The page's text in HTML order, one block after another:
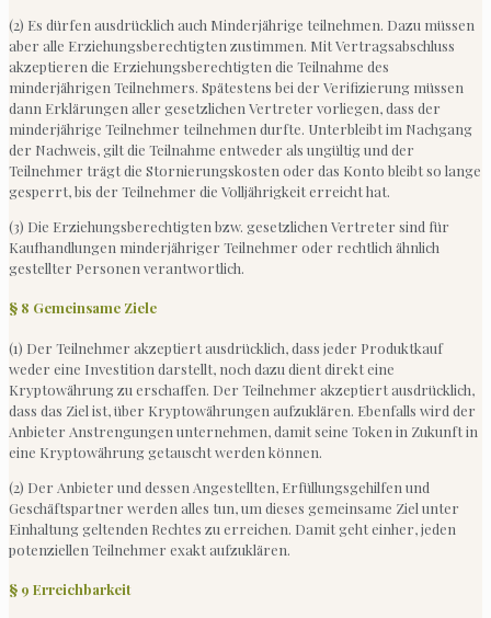
(2) Es dürfen ausdrücklich auch Minderjährige teilnehmen. Dazu müssen
aber alle Erziehungsberechtigten zustimmen. Mit Vertragsabschluss
akzeptieren die Erziehungsberechtigten die Teilnahme des
minderjährigen Teilnehmers. Spätestens bei der Verifizierung müssen
dann Erklärungen aller gesetzlichen Vertreter vorliegen, dass der
minderjährige Teilnehmer teilnehmen durfte. Unterbleibt im Nachgang
der Nachweis, gilt die Teilnahme entweder als ungültig und der
Teilnehmer trägt die Stornierungskosten oder das Konto bleibt so lange
gesperrt, bis der Teilnehmer die Volljährigkeit erreicht hat.
(3) Die Erziehungsberechtigten bzw. gesetzlichen Vertreter sind für
Kaufhandlungen minderjähriger Teilnehmer oder rechtlich ähnlich
gestellter Personen verantwortlich.
§ 8 Gemeinsame Ziele
(1) Der Teilnehmer akzeptiert ausdrücklich, dass jeder Produktkauf
weder eine Investition darstellt, noch dazu dient direkt eine
Kryptowährung zu erschaffen. Der Teilnehmer akzeptiert ausdrücklich,
dass das Ziel ist, über Kryptowährungen aufzuklären. Ebenfalls wird der
Anbieter Anstrengungen unternehmen, damit seine Token in Zukunft in
eine Kryptowährung getauscht werden können.
(2) Der Anbieter und dessen Angestellten, Erfüllungsgehilfen und
Geschäftspartner werden alles tun, um dieses gemeinsame Ziel unter
Einhaltung geltenden Rechtes zu erreichen. Damit geht einher, jeden
potenziellen Teilnehmer exakt aufzuklären.
§ 9 Erreichbarkeit